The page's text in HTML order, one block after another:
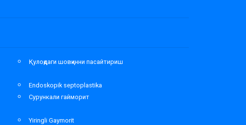
Қулоқдаги шовқинни пасайтириш
Endoskopik septoplastika
Сурункали гайморит
Yiringli Gaymorit